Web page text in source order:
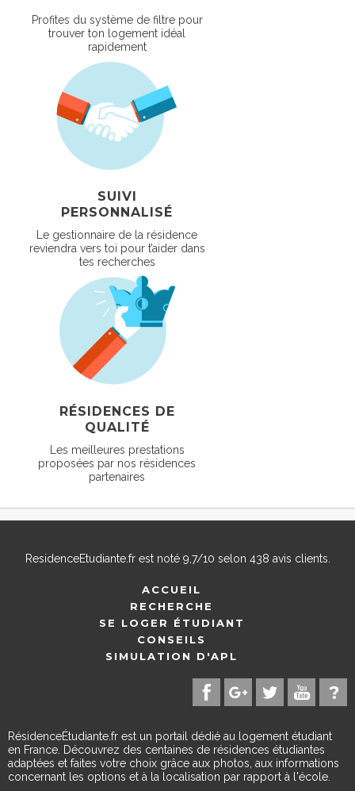
Profites du système de filtre pour
trouver ton logement idéal
rapidement
SUIVI
PERSONNALISÉ
Le gestionnaire de la résidence
reviendra vers toi pour t’aider dans
tes recherches
RÉSIDENCES DE
QUALITÉ
Les meilleures prestations
proposées par nos résidences
partenaires
ResidenceEtudiante.frest noté 9,7/10 selon 438 avis clients.
ACCUEIL
RECHERCHE
SE LOGER ÉTUDIANT
CONSEILS
SIMULATION D'APL
RésidenceÉtudiante.fr est un portail dédié au logement étudiant
en France. Découvrez des centaines de résidences étudiantes
adaptées et faites votre choix grâce aux photos, aux informations
concernant les options et à la localisation par rapport à l'école.